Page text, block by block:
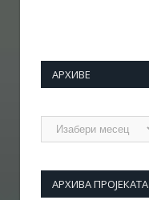
АРХИВЕ
Архиве
АРХИВА ПРОЈЕКАТА